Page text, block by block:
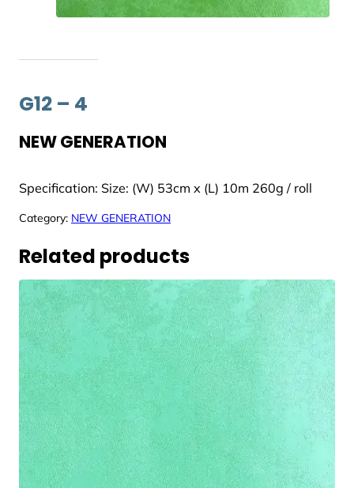
G12 – 4
NEW GENERATION
Specification: Size: (W) 53cm x (L) 10m 260g / roll
Category: NEW GENERATION
Related products